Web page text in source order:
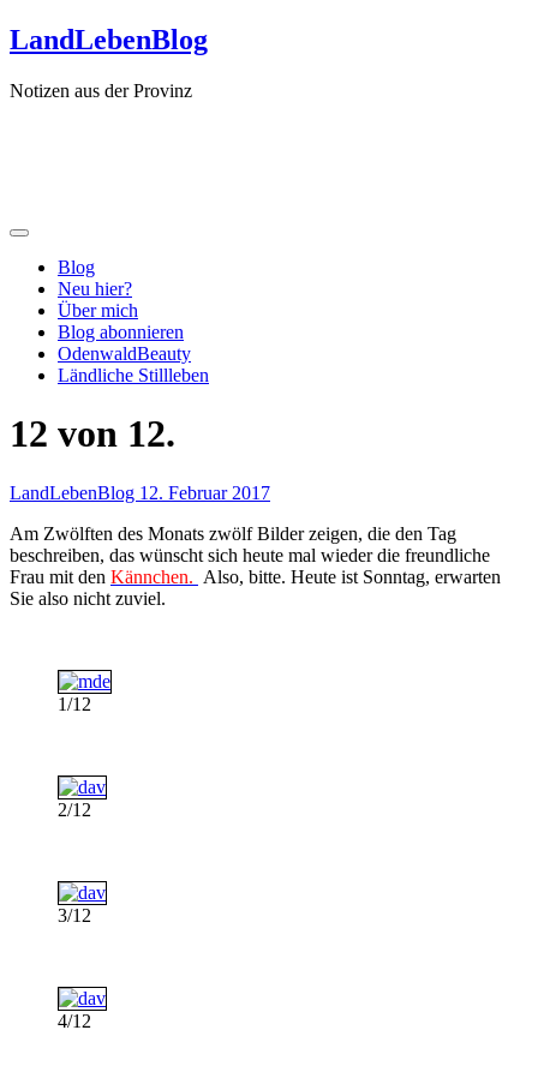
Zum
Inhalt
LandLebenBlog
Notizen aus der Provinz
Blog
Neu hier?
Über mich
Blog abonnieren
OdenwaldBeauty
Ländliche Stillleben
12 von 12.
LandLebenBlog 12. Februar 2017
Am Zwölften des Monats zwölf Bilder zeigen, die den Tag
beschreiben, das wünscht sich heute mal wieder die freundliche
Frau mit den Kännchen. Also, bitte. Heute ist Sonntag, erwarten
Sie also nicht zuviel.
1/12
2/12
3/12
4/12